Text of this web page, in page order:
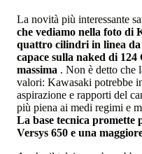
La novità più interessante
che vediamo nella foto di
quattro cilindri in linea da
capace sulla naked di
massima . Non è detto che
valori: Kawasaki potrebbe
aspirazione e rapporti del
più piena ai medi regimi e
La base tecnica promette
Versys 650 e una